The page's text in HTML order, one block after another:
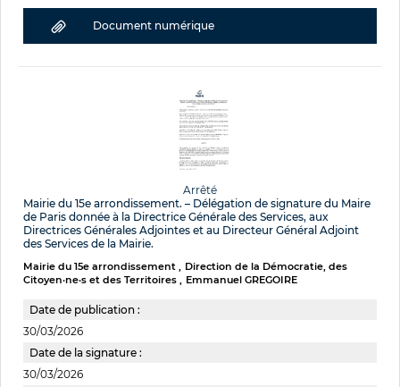
Document numérique
Arrêté
Mairie du 15e arrondissement. – Délégation de signature du Maire
de Paris donnée à la Directrice Générale des Services, aux
Directrices Générales Adjointes et au Directeur Général Adjoint
des Services de la Mairie.
Mairie du 15e arrondissement
Direction de la Démocratie, des
Citoyen·ne·s et des Territoires
Emmanuel GREGOIRE
Date de publication :
30/03/2026
Date de la signature :
30/03/2026